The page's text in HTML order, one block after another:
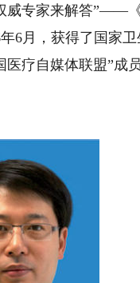
专家来解答”——《
6月，获得了国家
疗自媒体联盟”成